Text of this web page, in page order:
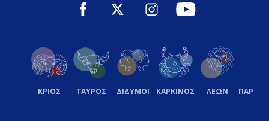
ΚΡΙΟΣ ΤΑΥΡΟΣ ΔΙΔΥΜΟΙ ΚΑΡΚΙΝΟΣ ΛΕΩΝ